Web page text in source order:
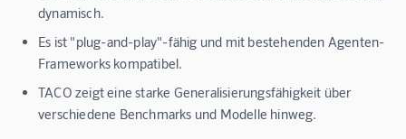
dynamisch.
Es ist "plug-and-play"-fähig und mit bestehenden Agenten-
Frameworks kompatibel.
TACO zeigt eine starke Generalisierungsfähigkeit über
verschiedene Benchmarks und Modelle hinweg.